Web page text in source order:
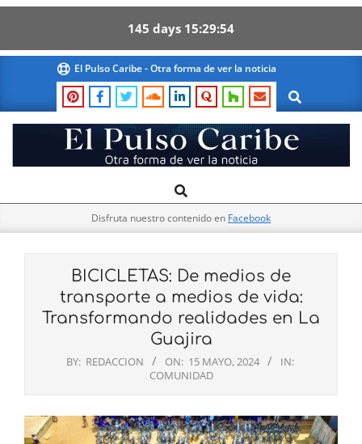
145 days 15 29 53
content
El Pulso Caribe - Otra forma de ver la noticia
Search
El
Pulso
Navigation
Search
Disfruta nuestro contenido en Facebook
BICICLETAS: De medios de
transporte a medios de vida:
Transformando realidades en La
Guajira
BY: REDACCION ON: 15 MAYO, 2024
IN:
COMUNIDAD